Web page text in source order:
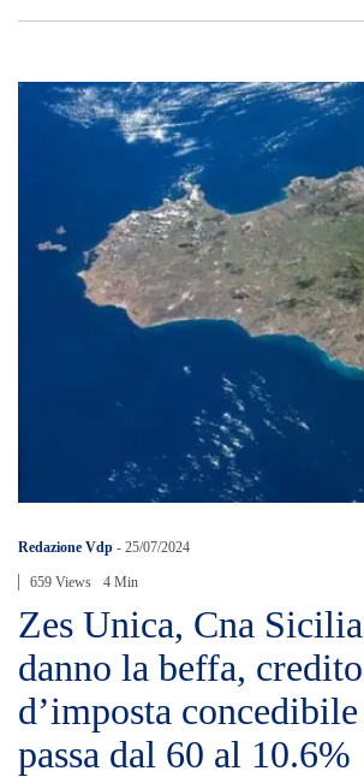
Redazione Vdp - 25/07/2024
659 Views 4 Min
Zes Unica, Cna
danno la beffa, credito
d’imposta
passa dal 60 al 10.6%